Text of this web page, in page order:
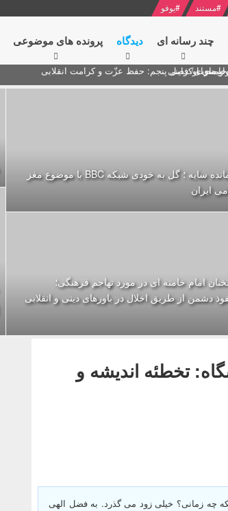
#مستند #یوفو
چند رسانه ای دیدگاه‌ پرونده های موضوعی
اوکراینیو صوت
مستند فرمانده سایه ؛ گل به خودی شبکه BBC با موضوع مغز
ایران
امام خامنه ای در مورد تهاجم فرهنگی؛
دشمن از طریق اخلال در باورهای دینی و انقلابی
تخطئه اندیشه و
چه زمانی؟ خیلی زود می گذرد. به فضل الهی